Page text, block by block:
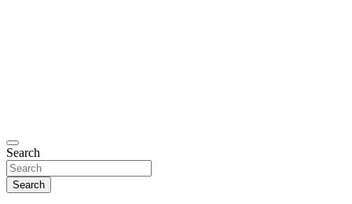
Search
Search